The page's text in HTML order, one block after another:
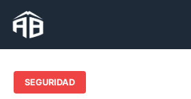
SEGURIDAD